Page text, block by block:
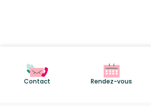
Contact Rendez-vous